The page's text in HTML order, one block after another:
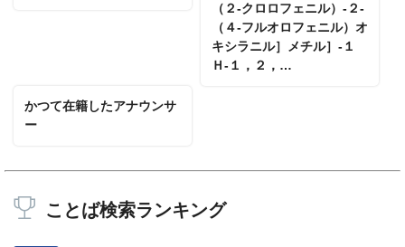
（２‐クロロフェニル）‐２‐
（４‐フルオロフェニル）オ
キシラニル］メチル］‐１
Ｈ‐１，２，…
かつて在籍したアナウンサ
ー
ことば検索ランキング